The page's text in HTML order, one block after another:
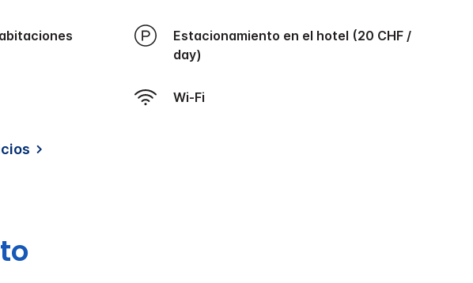
Estacionamiento en el hotel (20 CHF /
day)
Wi-Fi